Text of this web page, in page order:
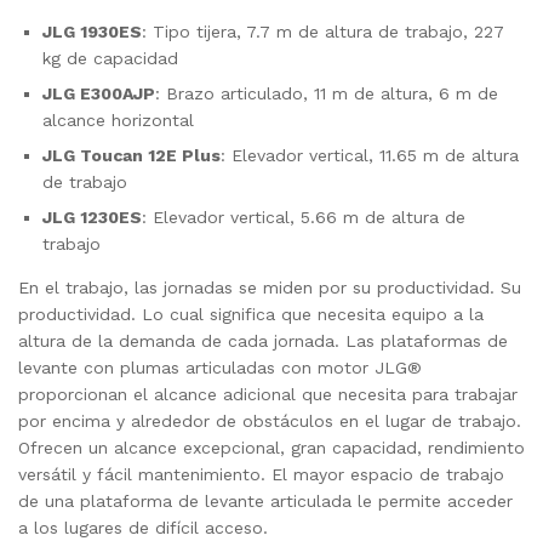
JLG 1930ES: Tipo tijera, 7.7 m de altura de trabajo, 227
kg de capacidad
JLG E300AJP: Brazo articulado, 11 m de altura, 6 m de
alcance horizontal
JLG Toucan 12E Plus: Elevador vertical, 11.65 m de altura
de trabajo
JLG 1230ES: Elevador vertical, 5.66 m de altura de
trabajo
En el trabajo, las jornadas se miden por su productividad. Su
productividad. Lo cual significa que necesita equipo a la
altura de la demanda de cada jornada. Las plataformas de
levante con plumas articuladas con motor JLG®
proporcionan el alcance adicional que necesita para trabajar
por encima y alrededor de obstáculos en el lugar de trabajo.
Ofrecen un alcance excepcional, gran capacidad, rendimiento
versátil y fácil mantenimiento. El mayor espacio de trabajo
de una plataforma de levante articulada le permite acceder
a los lugares de difícil acceso.